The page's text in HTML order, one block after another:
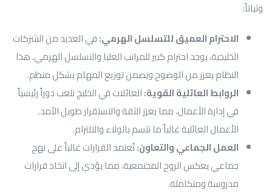
وثباتاً:
الاحترام العميق للتسلسل الهرمي:في العديد من الشركات
الخليجية، يوجد احترام كبير للمراتب العليا والتسلسل الهرمي. هذا
النظام يعزز من الوضوح ويضمن توزيع المهام بشكل منظم.
الروابط العائلية القوية:العائلات في الخليج تلعب دوراً رئيسياً
في إدارة الأعمال، مما يعزز الثقة والاستقرار طويل الأمد.
الأعمال العائلية غالباً ما تتسم بالولاء والالتزام.
العمل الجماعي والتعاون:تُعتمد القرارات غالباً على نهج
جماعي يعكس الروح المجتمعية، مما يؤدي إلى اتخاذ قرارات
مدروسة ومتكاملة.